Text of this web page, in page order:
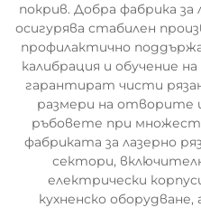
покрив. Добра фабрика за
осигурява стабилен
профилактично
калибрация и обучение
гарантират чисти
размери на отворите
ръбовете при
фабриката за лазерно
сектори,
електрически
кухненско